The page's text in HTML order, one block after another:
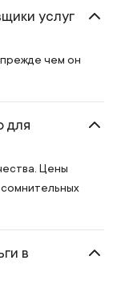
услуг
чем он
для
Цены
в